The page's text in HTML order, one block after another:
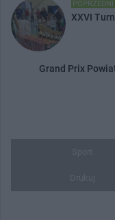
XXVI
Grand Prix